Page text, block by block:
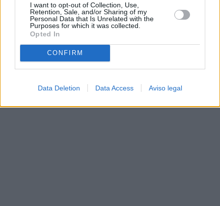
I want to opt-out of Collection, Use,
Retention, Sale, and/or Sharing of my
Personal Data that Is Unrelated with the
Purposes for which it was collected.
Opted In
CONFIRM
Data Deletion Data Access Aviso legal